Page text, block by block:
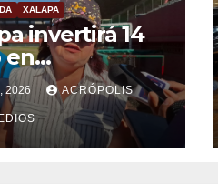
XALAPA
invertirá 14
en
del
Colón
2026 ACRÓPOLIS